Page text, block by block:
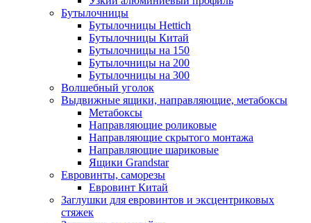
Бутылочницы
Бутылочницы Hettich
Бутылочницы Китай
Бутылочницы на 150
Бутылочницы на 200
Бутылочницы на 300
Волшебный уголок
Выдвижные ящики, направляющие, метабоксы
Метабоксы
Направляющие роликовые
Направляющие скрытого монтажа
Направляющие шариковые
Ящики Grandstar
Евровинты, саморезы
Евровинт Китай
Заглушки для евровинтов и эксцентриковых
стяжек